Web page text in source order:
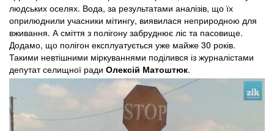
людських оселях. Вода, за результатами аналізів, що їх
оприлюднили учасники мітингу, виявилася неприродною для
вживання. А сміття з полігону забруднює ліс та пасовище.
Додамо, що полігон експлуатується уже майже 30 років.
Такими невтішними міркуваннями поділився із журналістами
депутат селищної ради Олексій Матоштюк.